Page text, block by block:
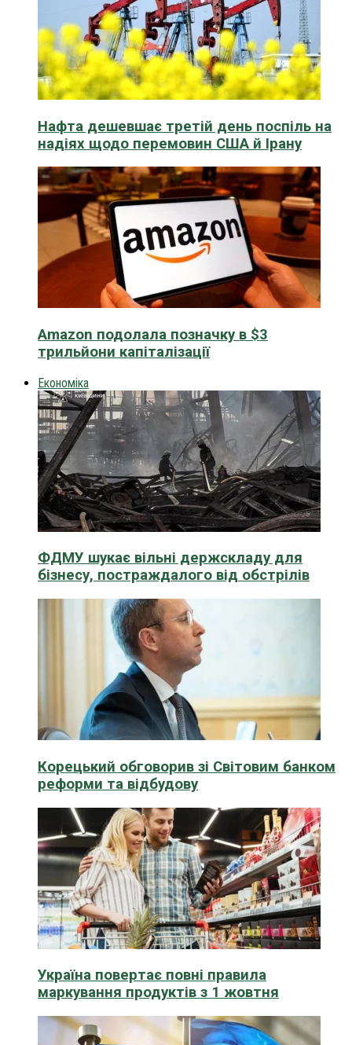
Нафта дешевшає третій день поспіль на
надіях щодо перемовин США й Ірану
Amazon подолала позначку в $3
трильйони капіталізації
Економіка
ФДМУ шукає вільні держскладу для
бізнесу, постраждалого від обстрілів
Корецький обговорив зі Світовим банком
реформи та відбудову
Україна повертає повні правила
маркування продуктів з 1 жовтня